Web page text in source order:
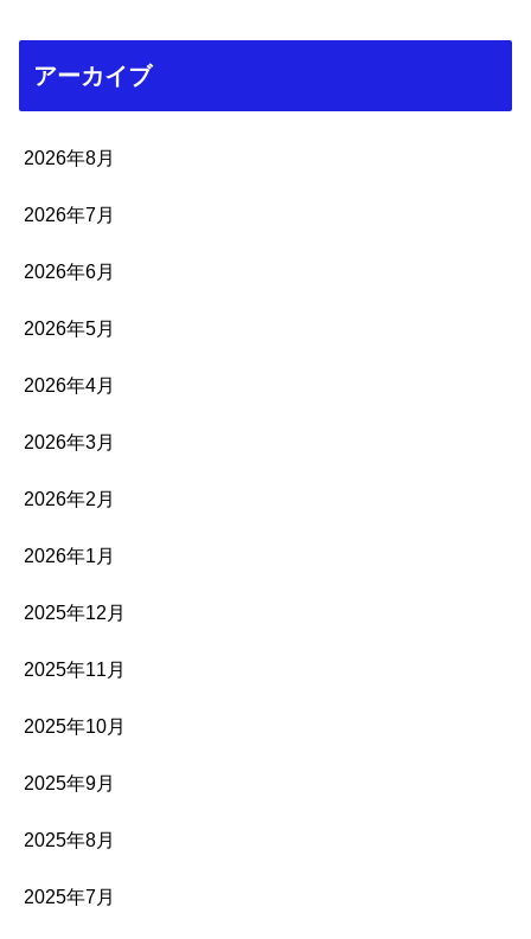
アーカイブ
2026年8月
2026年7月
2026年6月
2026年5月
2026年4月
2026年3月
2026年2月
2026年1月
2025年12月
2025年11月
2025年10月
2025年9月
2025年8月
2025年7月